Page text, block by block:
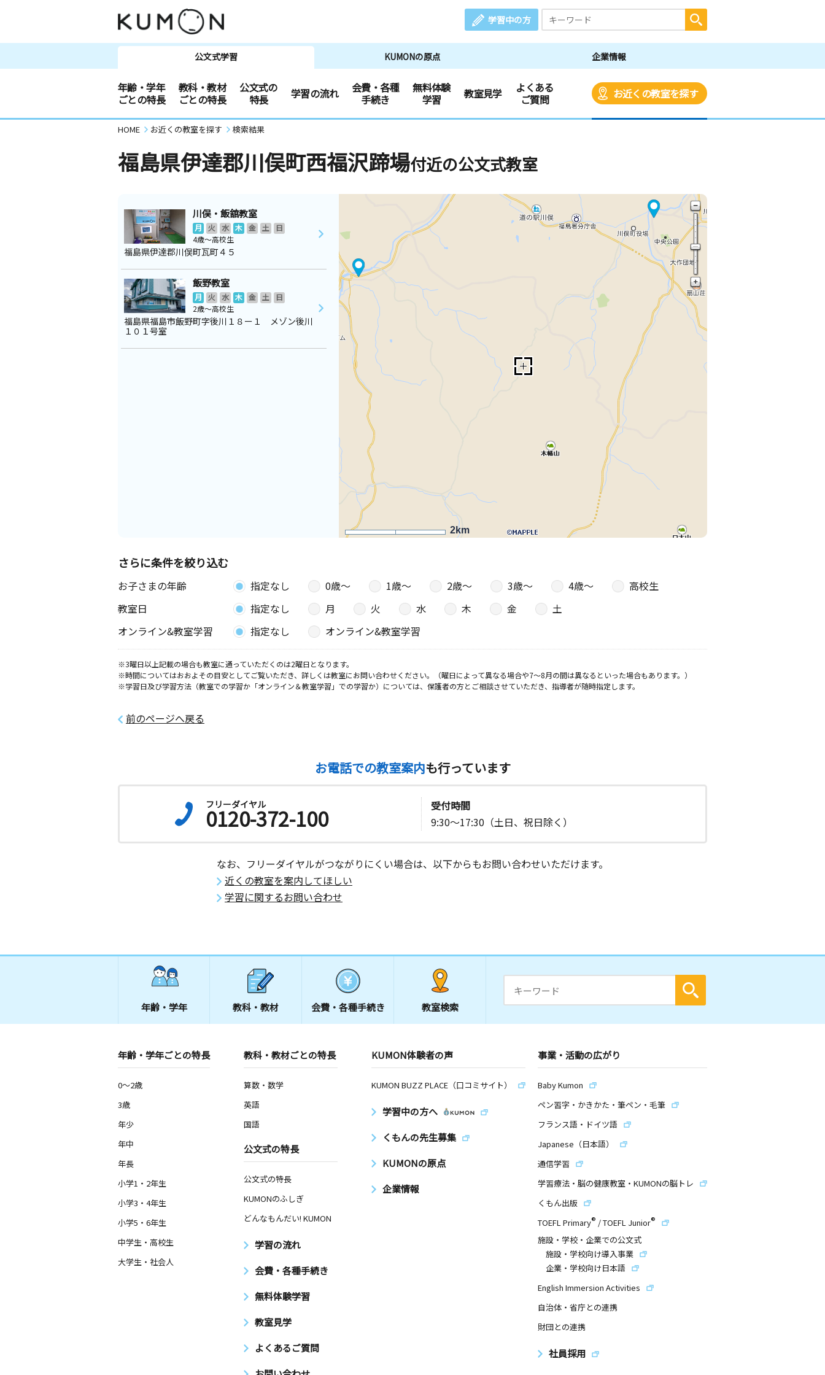
学習中の方
公文式学習 KUMONの原点 企業情報
年齢・学年
ごとの特長
教科・教材
ごとの特長
公文式の
特長
学習の流れ
会費・各種
手続き
無料体験
学習
教室見学
よくある
ご質問
お近くの教室を探す
HOME お近くの教室を探す 検索結果
福島県伊達郡川俣町西福沢蹄場付近の公文式教室
2km
川俣・飯舘教室
月 火 水 木 金 土
日
4歳～高校生
福島県伊達郡川俣町瓦町４５
飯野教室
月 火 水 木 金 土
日
2歳～高校生
福島県福島市飯野町字後川１８ー１ メゾン後川
１０１号室
さらに条件を絞り込む
お子さまの年齢 指定なし 0歳〜 1歳〜 2歳〜 3歳〜 4歳〜
高校生
教室日
指定なし 月 火 水 木 金
土
オンライン&教室学習
指定なし オンライン&教室学習
※3曜日以上記載の場合も教室に通っていただくのは2曜日となります。
※時間についてはおおよその目安としてご覧いただき、詳しくは教室にお問い合わせください。（曜日によって異なる場合や7～8月の間は異なるといった場合もあります。）
※学習日及び学習方法（教室での学習か「オンライン＆教室学習」での学習か）については、保護者の方とご相談させていただき、指導者が随時指定します。
前のページへ戻る
お電話での教室案内も行っています
フリーダイヤル
0120-372-100
受付時間
9:30～17:30（土日、祝日除く）
なお、フリーダイヤルがつながりにくい場合は、以下からもお問い合わせいただけます。
近くの教室を案内してほしい
学習に関するお問い合わせ
年齢・学年 教科・教材 会費・ 各種手続き 教室検索
年齢・学年ごとの特長
0～2歳
3歳
年少
年中
年長
小学1・2年生
小学3・4年生
小学5・6年生
中学生・高校生
大学生・社会人
教科・教材ごとの特長
算数・数学
英語
国語
公文式の特長
公文式の特長
KUMONのふしぎ
どんなもんだい! KUMON
学習の流れ
会費・各種手続き
無料体験学習
教室見学
よくあるご質問
KUMON体験者の声
KUMON BUZZ PLACE（口コミサイト）
学習中の方へ
くもんの先生募集
KUMONの原点
企業情報
事業・活動の広がり
Baby Kumon
ペン習字・かきかた・筆ペン・毛筆
フランス語・ドイツ語
Japanese（日本語）
通信学習
学習療法・脳の健康教室・KUMONの脳トレ
くもん出版
TOEFL Primary® /TOEFL Junior®
施設・学校・企業での公文式
施設・学校向け導入事業
企業・学校向け日本語
English Immersion Activities
自治体・省庁との連携
財団との連携
社員採用